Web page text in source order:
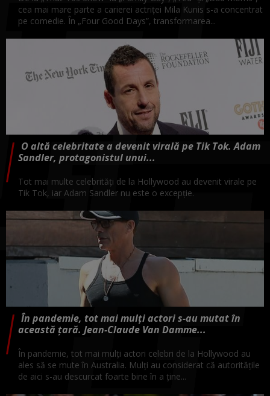
cea mai mare parte a carierei actriței Mila Kunis s-a concentrat
pe comedie. În „Four Good Days”, transformarea...
O altă celebritate a devenit virală pe Tik Tok. Adam
Sandler, protagonistul unui...
Tot mai multe celebrități de la Hollywood au devenit virale pe
Tik Tok, iar Adam Sandler nu este o excepție.
În pandemie, tot mai mulți actori s-au mutat în
această țară. Jean-Claude Van Damme...
În pandemie, tot mai mulți actori celebri de la Hollywood au
ales să se mute în Australia. Mulți au considerat că autoritățile
de aici s-au descurcat foarte bine în a ține...